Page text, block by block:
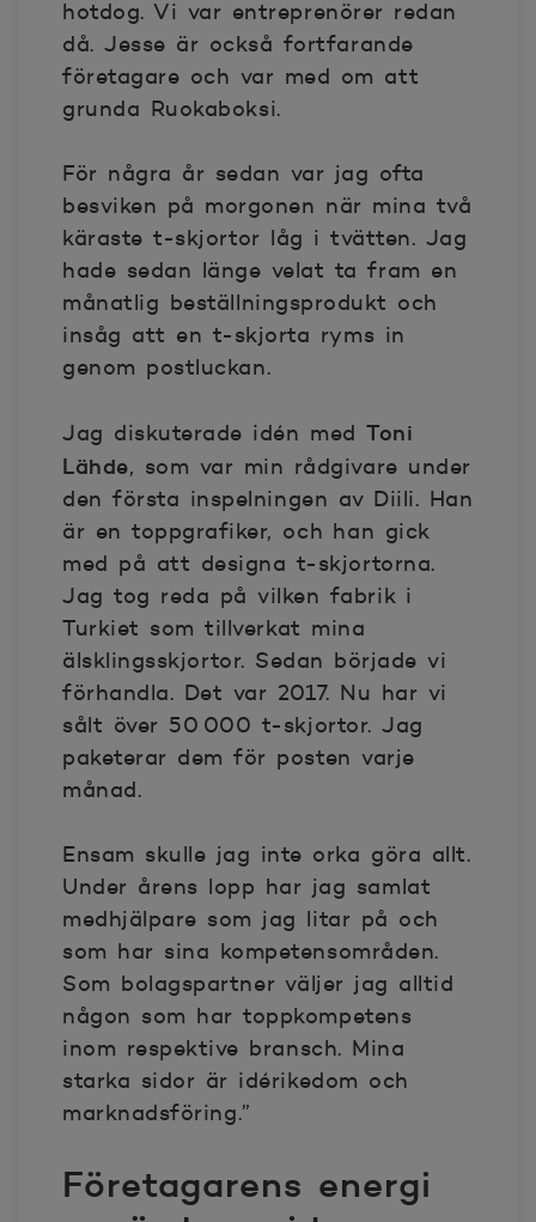
hotdog. Vi var entreprenörer redan
då. Jesse är också fortfarande
företagare och var med om att
grunda Ruokaboksi.
För några år sedan var jag ofta
besviken på morgonen när mina två
käraste t-skjortor låg i tvätten. Jag
hade sedan länge velat ta fram en
månatlig beställningsprodukt och
insåg att en t-skjorta ryms in
genom postluckan.
Jag diskuterade idén medToni
Lähde, som var min rådgivare under
den första inspelningen av Diili. Han
är en toppgrafiker, och han gick
med på att designa t-skjortorna.
Jag tog reda på vilken fabrik i
Turkiet som tillverkat mina
älsklingsskjortor. Sedan började vi
förhandla. Det var 2017. Nu har vi
sålt över 50 000 t-skjortor. Jag
paketerar dem för posten varje
månad.
Ensam skulle jag inte orka göra allt.
Under årens lopp har jag samlat
medhjälpare som jag litar på och
som har sina kompetensområden.
Som bolagspartner väljer jag alltid
någon som har toppkompetens
inom respektive bransch. Mina
starka sidor är idérikedom och
marknadsföring.”
Företagarens energi